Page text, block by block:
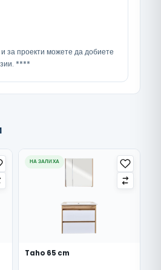
за проекти можете да добиете
****
НА ЗАЛИХА
Taho 65 cm